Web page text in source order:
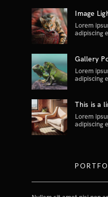
Image
Lorem
adipiscing
Gallery
Lorem
adipiscing
This is a
Lorem
adipiscing